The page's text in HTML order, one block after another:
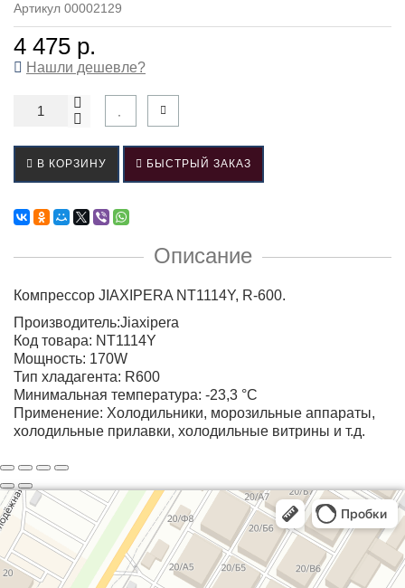
Артикул 00002129
4 475 р.
Нашли дешевле?
В КОРЗИНУ БЫСТРЫЙ ЗАКАЗ
Описание
Компрессор JIAXIPERA NT1114Y, R-600.
Производитель:Jiaxipera
Код товара: NT1114Y
Мощность: 170W
Тип хладагента: R600
Минимальная температура: -23,3 °С
Применение: Холодильники, морозильные аппараты,
холодильные прилавки, холодильные витрины и т.д.